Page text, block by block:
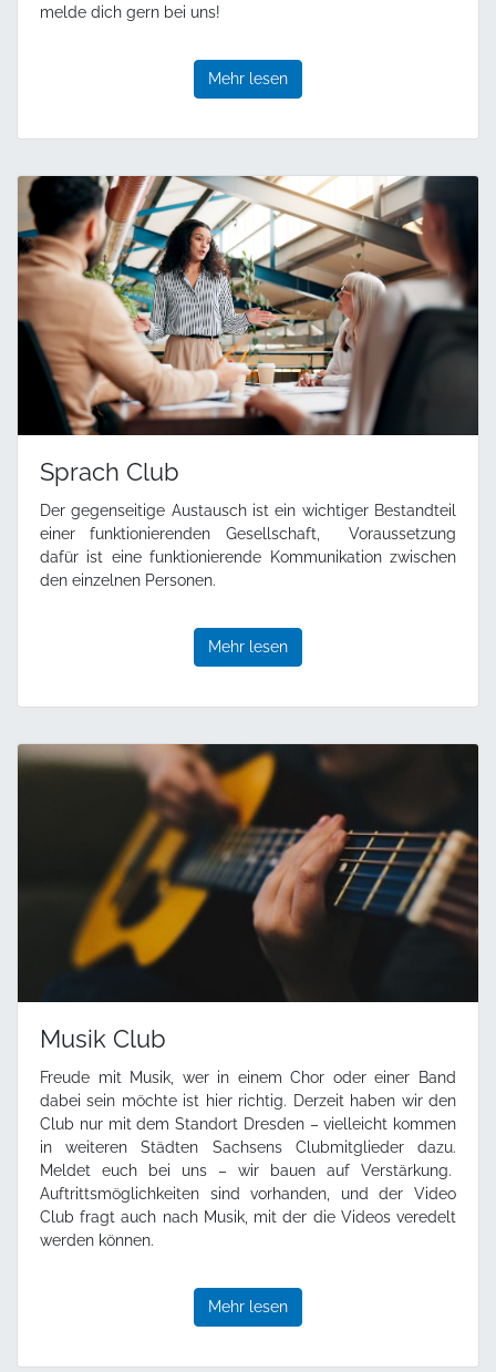
melde dich gern bei uns!
Mehr lesen
Sprach Club
Der gegenseitige Austausch ist ein wichtiger Bestandteil
einer funktionierenden Gesellschaft, Voraussetzung
dafür ist eine funktionierende Kommunikation zwischen
den einzelnen Personen.
Mehr lesen
Musik Club
Freude mit Musik, wer in einem Chor oder einer Band
dabei sein möchte ist hier richtig. Derzeit haben wir den
Club nur mit dem Standort Dresden – vielleicht kommen
in weiteren Städten Sachsens Clubmitglieder dazu.
Meldet euch bei uns – wir bauen auf Verstärkung.
Auftrittsmöglichkeiten sind vorhanden, und der Video
Club fragt auch nach Musik, mit der die Videos veredelt
werden können.
Mehr lesen